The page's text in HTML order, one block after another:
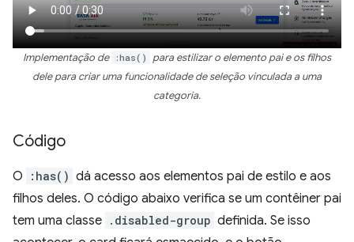
Implementação de :has() para estilizar o elemento pai e os filhos
dele para criar uma funcionalidade de seleção vinculada a uma
categoria.
Código
O :has() dá acesso aos elementos pai de estilo e aos
filhos deles. O código abaixo verifica se um contêiner pai
tem uma classe .disabled-group definida. Se isso